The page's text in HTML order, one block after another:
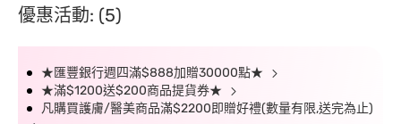
優惠活動: (5)
★匯豐銀行週四滿$888加贈30000點★
★滿$1200送$200商品提貨券★
凡購買護膚/醫美商品滿$2200即贈好禮(數量有限,送完為止)